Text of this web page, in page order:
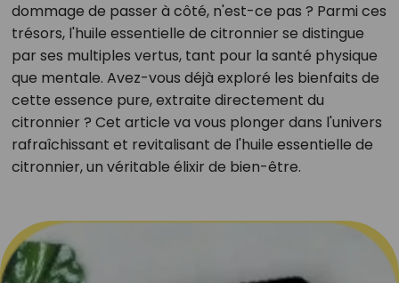
dommage de passer à côté, n'est-ce pas ? Parmi ces
trésors, l'huile essentielle de citronnier se distingue
par ses multiples vertus, tant pour la santé physique
que mentale. Avez-vous déjà exploré les bienfaits de
cette essence pure, extraite directement du
citronnier ? Cet article va vous plonger dans l'univers
rafraîchissant et revitalisant de l'huile essentielle de
citronnier, un véritable élixir de bien-être.